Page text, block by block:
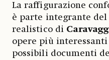
La raffigurazione
è parte integrante
realistico di
opere più
possibili documenti